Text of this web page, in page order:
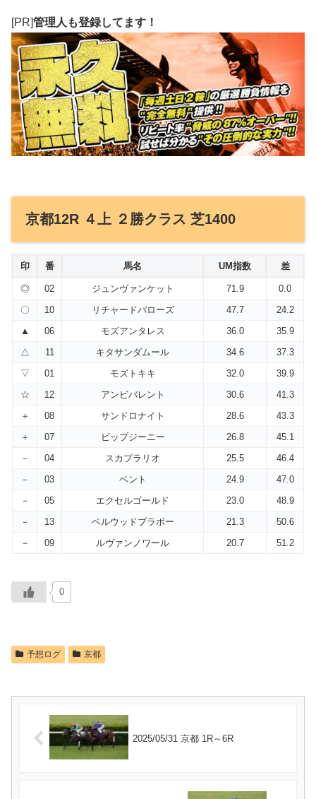
[PR]管理人も登録してます！
京都12R ４上 ２勝クラス 芝1400
印 番 馬名 UM指数 差
◎ 02 ジュンヴァンケット 71.9
0.0
〇
10 リチャードバローズ 47.7
24.2
▲
06 モズアンタレス 36.0
35.9
△
11 キタサンダムール 34.6
37.3
▽
01 モズトキキ 32.0
39.9
☆
12 アンビバレント 30.6
41.3
＋
08 サンドロナイト 28.6
43.3
＋
07 ビップジーニー 26.8
45.1
－
04 スカプラリオ 25.5
46.4
－
03 ベント 24.9
47.0
－
05 エクセルゴールド 23.0
48.9
－
13 ベルウッドブラボー 21.3
50.6
－
09 ルヴァンノワール 20.7 51.2
0
予想ログ 京都
2025/05/31 京都 1R～6R